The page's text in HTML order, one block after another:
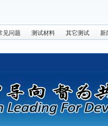
见问题 测试材料 其它测试 新